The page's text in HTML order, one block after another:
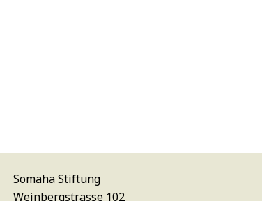
Somaha Stiftung
Weinbergstrasse 102